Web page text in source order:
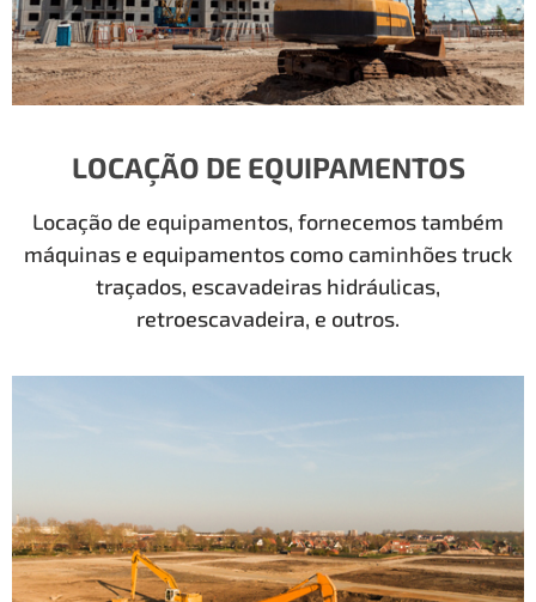
LOCAÇÃO DE EQUIPAMENTOS
Locação de equipamentos, fornecemos também
máquinas e equipamentos como caminhões truck
traçados, escavadeiras hidráulicas,
retroescavadeira, e outros.